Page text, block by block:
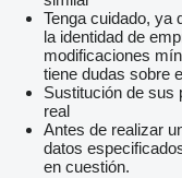
Tenga cuidado, ya
la identidad de
modificaciones
tiene dudas sobre
Sustitución de sus
real
Antes de realizar
datos
en cuestión.